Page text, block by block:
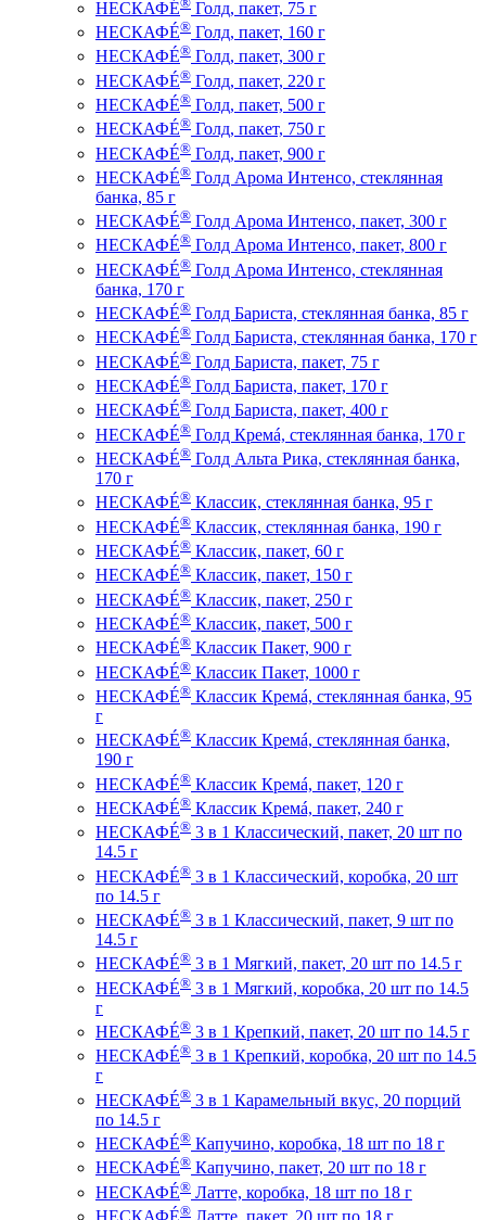
НЕСКАФÉ
Голд, пакет, 75 г
НЕСКАФÉ® Голд, пакет, 160 г
НЕСКАФÉ® Голд, пакет, 300 г
НЕСКАФÉ® Голд, пакет, 220 г
НЕСКАФÉ® Голд, пакет, 500 г
НЕСКАФÉ® Голд, пакет, 750 г
НЕСКАФÉ® Голд, пакет, 900 г
НЕСКАФÉ® Голд Арома Интенсо, стеклянная
банка, 85 г
НЕСКАФÉ® Голд Арома Интенсо, пакет, 300 г
НЕСКАФÉ® Голд Арома Интенсо, пакет, 800 г
НЕСКАФÉ® Голд Арома Интенсо, стеклянная
банка, 170 г
НЕСКАФÉ® Голд Бариста, стеклянная банка, 85 г
НЕСКАФÉ® Голд Бариста, стеклянная банка, 170 г
НЕСКАФÉ® Голд Бариста, пакет, 75 г
НЕСКАФÉ® Голд Бариста, пакет, 170 г
НЕСКАФÉ® Голд Бариста, пакет, 400 г
НЕСКАФÉ® Голд Кремá, стеклянная банка, 170 г
НЕСКАФÉ® Голд Альта Рика, стеклянная банка,
170 г
НЕСКАФÉ® Классик, стеклянная банка, 95 г
НЕСКАФÉ® Классик, стеклянная банка, 190 г
НЕСКАФÉ® Классик, пакет, 60 г
НЕСКАФÉ® Классик, пакет, 150 г
НЕСКАФÉ® Классик, пакет, 250 г
НЕСКАФÉ® Классик, пакет, 500 г
НЕСКАФÉ® Классик Пакет, 900 г
НЕСКАФÉ® Классик Пакет, 1000 г
НЕСКАФÉ® Классик Кремá, стеклянная банка, 95
г
НЕСКАФÉ® Классик Кремá, стеклянная банка,
190 г
НЕСКАФÉ® Классик Кремá, пакет, 120 г
НЕСКАФÉ® Классик Кремá, пакет, 240 г
НЕСКАФÉ® 3 в 1 Классический, пакет, 20 шт по
14.5 г
НЕСКАФÉ® 3 в 1 Классический, коробка, 20 шт
по 14.5 г
НЕСКАФÉ® 3 в 1 Классический, пакет, 9 шт по
14.5 г
НЕСКАФÉ® 3 в 1 Мягкий, пакет, 20 шт по 14.5 г
НЕСКАФÉ® 3 в 1 Мягкий, коробка, 20 шт по 14.5
г
НЕСКАФÉ® 3 в 1 Крепкий, пакет, 20 шт по 14.5 г
НЕСКАФÉ® 3 в 1 Крепкий, коробка, 20 шт по 14.5
г
НЕСКАФÉ® 3 в 1 Карамельный вкус, 20 порций
по 14.5 г
НЕСКАФÉ® Капучино, коробка, 18 шт по 18 г
НЕСКАФÉ® Капучино, пакет, 20 шт по 18 г
НЕСКАФÉ® Латте, коробка, 18 шт по 18 г
НЕСКАФÉ® Латте, пакет, 20 шт по 18 г